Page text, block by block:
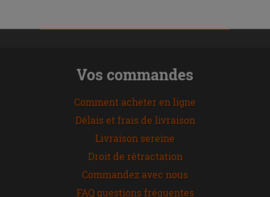
Vos commandes
Comment acheter en ligne
Délais et frais de livraison
Livraison sereine
Droit de rétractation
Commandez avec nous
FAQ questions fréquentes